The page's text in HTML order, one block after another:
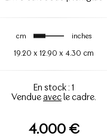
cm inches
19.20 x 12.90 x 4.30 cm
En stock : 1
Vendueavecle cadre.
4.000 €